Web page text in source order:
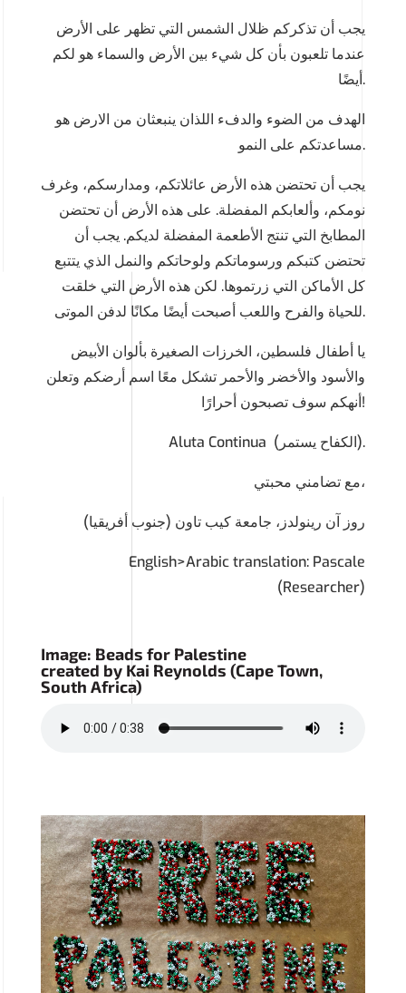
يجب أن تذكركم ظلال الشمس التي تظهر على الأرض
عندما تلعبون بأن كل شيء بين الأرض والسماء هو لكم
أيضًا.
الهدف من الضوء والدفء اللذان ينبعثان من الارض هو
مساعدتكم على النمو.
يجب أن تحتضن هذه الأرض عائلاتكم، ومدارسكم، وغرف
نومكم، وألعابكم المفضلة. على هذه الأرض أن تحتضن
المطابخ التي تنتج الأطعمة المفضلة لديكم. يجب أن
تحتضن كتبكم ورسوماتكم ولوحاتكم والنمل الذي يتتبع
كل الأماكن التي زرتموها. لكن هذه الأرض التي خلقت
للحياة والفرح واللعب أصبحت أيضًا مكانًا لدفن الموتى.
يا أطفال فلسطين، الخرزات الصغيرة بألوان الأبيض
والأسود والأخضر والأحمر تشكل معًا اسم أرضكم وتعلن
أنهكم سوف تصبحون أحرارًا!
Aluta Continua (الكفاح يستمر).
مع تضامني محبتي،
روز آن رينولدز، جامعة كيب تاون (جنوب أفريقيا)
English>Arabic translation: Pascale
(Researcher)
Image: Beads for Palestine
created by Kai Reynolds (Cape Town,
South Africa)